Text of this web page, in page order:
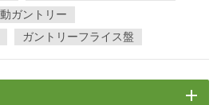
ガントリー
ガントリーフライス盤